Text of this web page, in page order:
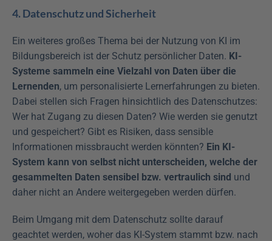
4. Datenschutz und Sicherheit
Ein weiteres großes Thema bei der Nutzung von KI im
Bildungsbereich ist der Schutz persönlicher Daten. KI-
Systeme sammeln eine Vielzahl von Daten über die
Lernenden, um personalisierte Lernerfahrungen zu bieten.
Dabei stellen sich Fragen hinsichtlich des Datenschutzes:
Wer hat Zugang zu diesen Daten? Wie werden sie genutzt
und gespeichert? Gibt es Risiken, dass sensible
Informationen missbraucht werden könnten? Ein KI-
System kann von selbst nicht unterscheiden, welche der
gesammelten Daten sensibel bzw. vertraulich sind und
daher nicht an Andere weitergegeben werden dürfen.
Beim Umgang mit dem Datenschutz sollte darauf